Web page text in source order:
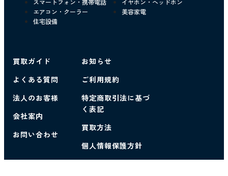
エアコン・クーラー
美容家電
住宅設備
買取ガイド
よくある質問
法人のお客様
会社案内
お問い合わせ
お知らせ
ご利用規約
特定商取引法に基づ
く表記
買取方法
個人情報保護方針